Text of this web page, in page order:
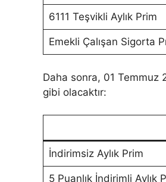
6111 Teşvikli Aylık Prim
Emekli Çalışan Sigorta
Daha sonra, 01 Temmuz
gibi olacaktır:
İndirimsiz Aylık Prim
5 Puanlık İndirimli Aylık